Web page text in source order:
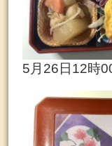
5月26日12時